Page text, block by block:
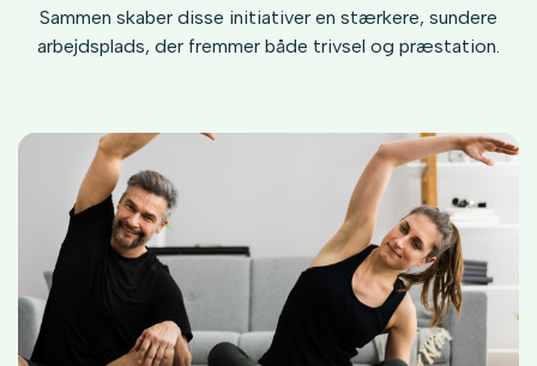
Sammen skaber disse initiativer en stærkere, sundere
arbejdsplads, der fremmer både trivsel og præstation.